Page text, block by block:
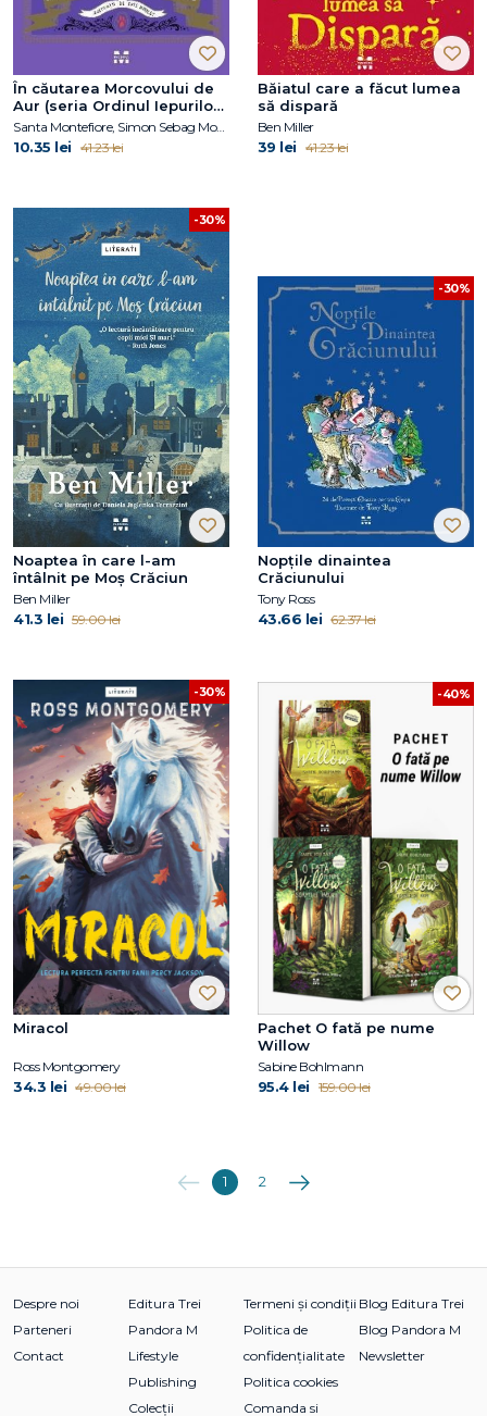
În căutarea Morcovului de
Aur (seria Ordinul Iepurilor
Regali din Londra, vol. 4)
Santa Montefiore, Simon Sebag Montefiore
10.35 lei 41.23 lei
Băiatul care a făcut lumea
să dispară
Ben Miller
39 lei 41.23 lei
-30%
Noaptea în care l-am
întâlnit pe Moș Crăciun
Ben Miller
41.3 lei 59.00 lei
-30%
Nopțile dinaintea
Crăciunului
Tony Ross
43.66 lei 62.37 lei
-30%
Miracol
Ross Montgomery
34.3 lei 49.00 lei
-40%
Pachet O fată pe nume
Willow
Sabine Bohlmann
95.4 lei 159.00 lei
Anterioara
1 2 Următoarea
Despre noi
Parteneri
Contact
Editura Trei
Pandora M
Lifestyle
Publishing
Colecții
Termeni și condiții
Politica de
confidențialitate
Politica cookies
Comanda si
Blog Editura Trei
Blog Pandora M
Newsletter